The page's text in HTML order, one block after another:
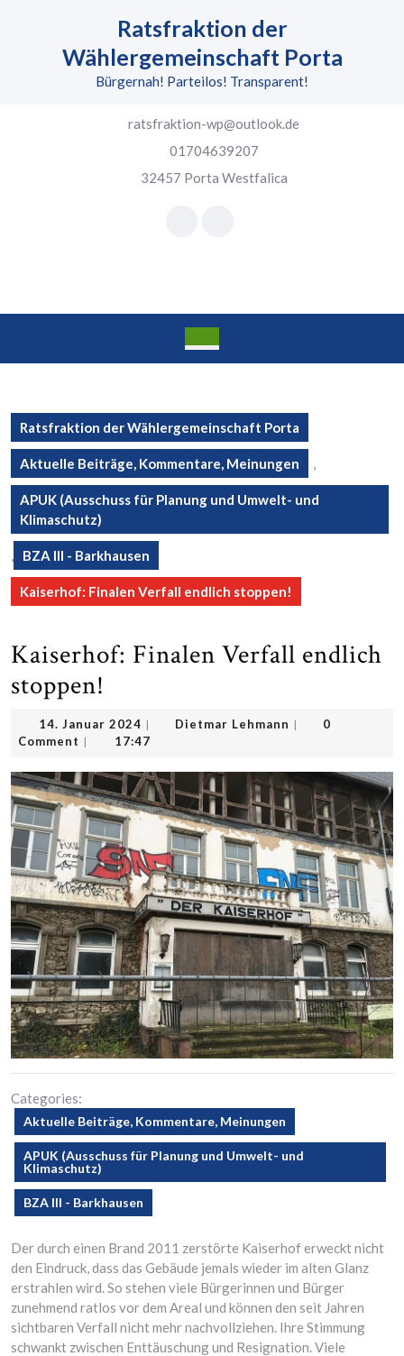
Ratsfraktion der
Wählergemeinschaft Porta
Bürgernah! Parteilos! Transparent!
ratsfraktion-wp@outlook.de
01704639207
32457 Porta Westfalica
Ratsfraktion der Wählergemeinschaft Porta
Aktuelle Beiträge, Kommentare, Meinungen ,
APUK (Ausschuss für Planung und Umwelt- und
Klimaschutz)
, BZA III - Barkhausen
Kaiserhof: Finalen Verfall endlich stoppen!
Kaiserhof: Finalen Verfall endlich
stoppen!
14. Januar 2024 14.
Januar
| Dietmar Lehmann Dietmar
|
0
Comment | 17:47
Categories:
Aktuelle Beiträge, Kommentare, Meinungen
APUK (Ausschuss für Planung und Umwelt- und
Klimaschutz)
BZA III - Barkhausen
Der durch einen Brand 2011 zerstörte Kaiserhof erweckt nicht
den Eindruck, dass das Gebäude jemals wieder im alten Glanz
erstrahlen wird. So stehen viele Bürgerinnen und Bürger
zunehmend ratlos vor dem Areal und können den seit Jahren
sichtbaren Verfall nicht mehr nachvollziehen. Ihre Stimmung
schwankt zwischen Enttäuschung und Resignation. Viele